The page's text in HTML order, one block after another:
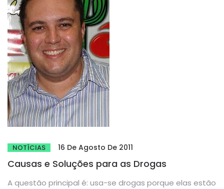
NOTÍCIAS 16 De Agosto De 2011
Causas e Soluções para as Drogas
A questão principal é: usa-se drogas porque elas estão